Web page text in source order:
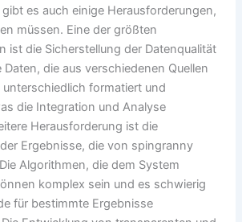
es auch einige Herausforderungen,
müssen. Eine der größten
ist die Sicherstellung der Datenqualität
die aus verschiedenen Quellen
formatiert und
die Integration und Analyse
Herausforderung ist die
Ergebnisse, die von spingranny
Algorithmen, die dem System
komplex sein und es schwierig
für bestimmte Ergebnisse